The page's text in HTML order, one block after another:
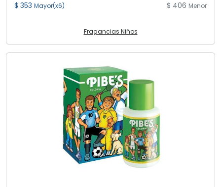
$ 353 Mayor(x6) $ 406 Menor
Fragancias Niños